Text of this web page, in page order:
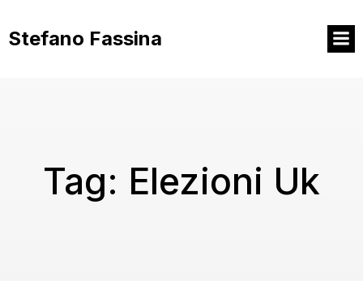
contenuto
Stefano Fassina
Tag: Elezioni Uk